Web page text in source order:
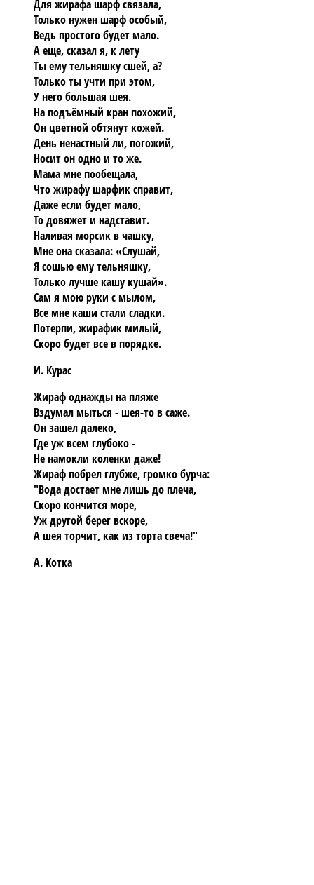
Для жирафа шарф связала,
Только нужен шарф особый,
Ведь простого будет мало.
А еще, сказал я, к лету
Ты ему тельняшку сшей, а?
Только ты учти при этом,
У него большая шея.
На подъёмный кран похожий,
Он цветной обтянут кожей.
День ненастный ли, погожий,
Носит он одно и то же.
Мама мне пообещала,
Что жирафу шарфик справит,
Даже если будет мало,
То довяжет и надставит.
Наливая морсик в чашку,
Мне она сказала: «Слушай,
Я сошью ему тельняшку,
Только лучше кашу кушай».
Сам я мою руки с мылом,
Все мне каши стали сладки.
Потерпи, жирафик милый,
Скоро будет все в порядке.
И. Курас
Жираф однажды на пляже
Вздумал мыться - шея-то в саже.
Он зашел далеко,
Где уж всем глубоко -
Не намокли коленки даже!
Жираф побрел глубже, громко бурча:
"Вода достает мне лишь до плеча,
Скоро кончится море,
Уж другой берег вскоре,
А шея торчит, как из торта свеча!"
А. Котка